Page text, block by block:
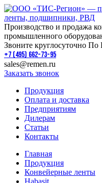
Производство и продажа
промышленного
Звоните круглосуточно По
+7 (495) 662-73-95
sales@remen.ru
Заказать звонок
Продукция
Оплата и доставка
Предприятиям
Дилерам
Статьи
Контакты
Главная
Продукция
Конвейерные ленты
Habasit